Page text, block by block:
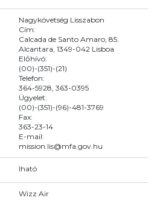
Nagykövetség Lisszabon
Cím:
Calcada de Santo Amaro, 85.
Alcantara, 1349-042 Lisboa
Előhívó:
(00)-(351)-(21)
Telefon:
364-5928, 363-0395
Ügyelet:
(00)-(351)-(96)-481-3769
Fax:
363-23-14
E-mail:
mission.lis@mfa.gov.hu
Iható
Wizz Air